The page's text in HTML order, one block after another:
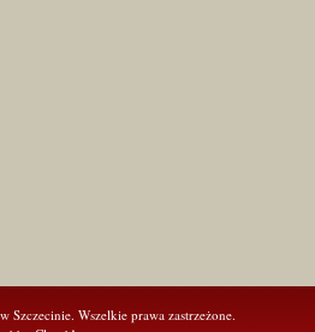
Wszelkie prawa zastrzeżone.